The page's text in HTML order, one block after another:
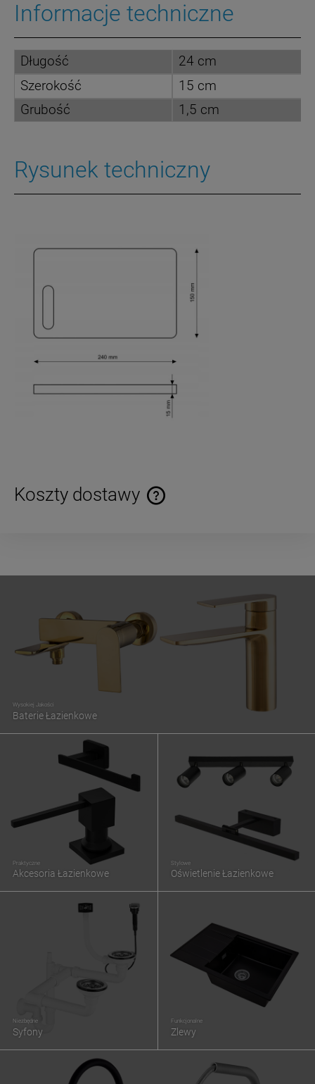
Informacje techniczne
Długość
24 cm
Szerokość
15 cm
Grubość
1,5 cm
Rysunek techniczny
Koszty dostawy
Cena nie zawiera ewentualnych kosztów płatności
Wysokiej Jakości
Baterie Łazienkowe
Praktyczne
Akcesoria Łazienkowe
Stylowe
Oświetlenie Łazienkowe
Niezbędne
Syfony
Funkcjonalne
Zlewy